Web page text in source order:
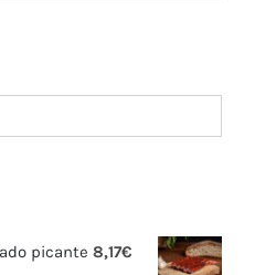
picante 8,17€